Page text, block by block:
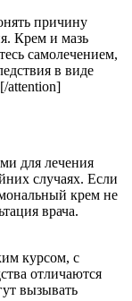
причину
Крем и мазь
самолечением,
в виде
attention]
для лечения
случаях. Если
крем не
врача.
курсом, с
отличаются
вызывать